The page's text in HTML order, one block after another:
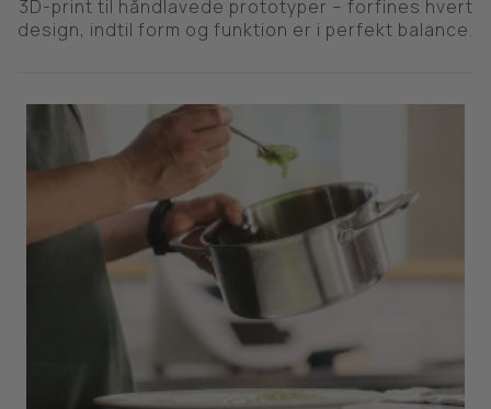
3D-print til håndlavede prototyper – forfines hvert
design, indtil form og funktion er i perfekt balance.